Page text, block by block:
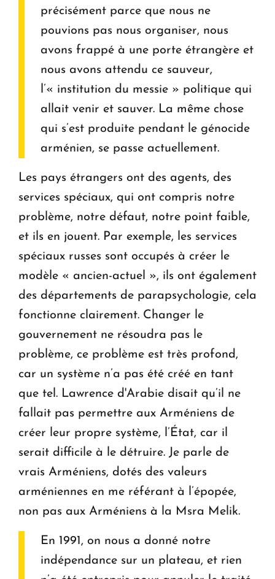
précisément parce que nous ne
pouvions pas nous organiser, nous
avons frappé à une porte étrangère et
nous avons attendu ce sauveur,
l’« institution du messie » politique qui
allait venir et sauver. La même chose
qui s’est produite pendant le génocide
arménien, se passe actuellement.
Les pays étrangers ont des agents, des
services spéciaux, qui ont compris notre
problème, notre défaut, notre point faible,
et ils en jouent. Par exemple, les services
spéciaux russes sont occupés à créer le
modèle « ancien-actuel », ils ont également
des départements de parapsychologie, cela
fonctionne clairement. Changer le
gouvernement ne résoudra pas le
problème, ce problème est très profond,
car un système n’a pas été créé en tant
que tel. Lawrence d'Arabie disait qu’il ne
fallait pas permettre aux Arméniens de
créer leur propre système, l’État, car il
serait difficile à le détruire. Je parle de
vrais Arméniens, dotés des valeurs
arméniennes en me référant à l’épopée,
non pas aux Arméniens à la Msra Melik.
En 1991, on nous a donné notre
indépendance sur un plateau, et rien